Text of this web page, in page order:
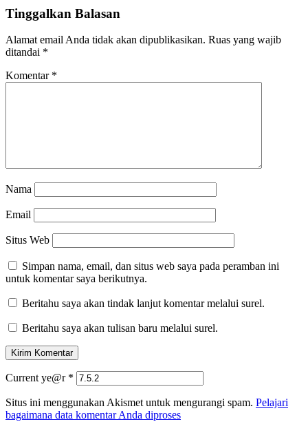
Tinggalkan Balasan
Alamat email Anda tidak akan dipublikasikan. Ruas yang wajib
ditandai *
Komentar *
Nama
Email
Situs Web
Simpan nama, email, dan situs web saya pada peramban ini
untuk komentar saya berikutnya.
Beritahu saya akan tindak lanjut komentar melalui surel.
Beritahu saya akan tulisan baru melalui surel.
Current ye@r *
Situs ini menggunakan Akismet untuk mengurangi spam. Pelajari
bagaimana data komentar Anda diproses